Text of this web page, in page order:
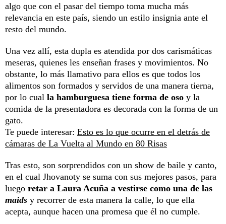
algo que con el pasar del tiempo toma mucha más
relevancia en este país, siendo un estilo insignia ante el
resto del mundo.
Una vez allí, esta dupla es atendida por dos carismáticas
meseras, quienes les enseñan frases y movimientos. No
obstante, lo más llamativo para ellos es que todos los
alimentos son formados y servidos de una manera tierna,
por lo cual la hamburguesa tiene forma de oso y la
comida de la presentadora es decorada con la forma de un
gato.
Te puede interesar: Esto es lo que ocurre en el detrás de
cámaras de La Vuelta al Mundo en 80 Risas
Tras esto, son sorprendidos con un show de baile y canto,
en el cual Jhovanoty se suma con sus mejores pasos, para
luego retar a Laura Acuña a vestirse como una de las
maids y recorrer de esta manera la calle, lo que ella
acepta, aunque hacen una promesa que él no cumple.